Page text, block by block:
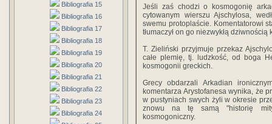
Bibliografia 15
Bibliografia 16
Bibliografia 17
Bibliografia 18
Bibliografia 19
Bibliografia 20
Bibliografia 21
Bibliografia 22
Bibliografia 23
Bibliografia 24
Jeśli zaś chodzi o kosmogonię
cytowanym wierszu Ajschylosa,
swemu protoplaście. Komentatorowi
tłumaczył on go niezwykłą
T. Zieliński przyjmuje przekaz
całe plemię, tj. ludzkość, od boga
kosmogonii greckich.
Grecy obdarzali Arkadian
komentarza Arystofanesa wynika, że
w pustyniach swych żyli w okresie
znowu na tę samą "historię
kosmogoniczny.